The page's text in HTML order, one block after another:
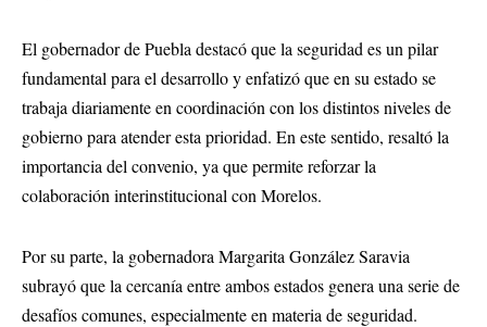
El gobernador de Puebla destacó que la seguridad es un pilar
fundamental para el desarrollo y enfatizó que en su estado se
trabaja diariamente en coordinación con los distintos niveles de
gobierno para atender esta prioridad. En este sentido, resaltó la
importancia del convenio, ya que permite reforzar la
colaboración interinstitucional con Morelos.
Por su parte, la gobernadora Margarita González Saravia
subrayó que la cercanía entre ambos estados genera una serie de
desafíos comunes, especialmente en materia de seguridad.